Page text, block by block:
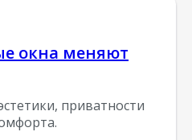
окна меняют
приватности